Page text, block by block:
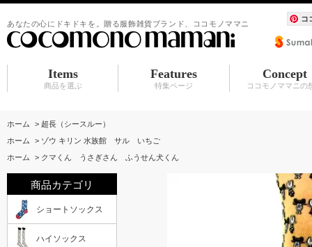
あなたの心にドキドキを。贈る服飾雑貨ブランド、ココモノママニ コ
Items
商品を選ぶ
Features
特集ページ
Concept
ココモノママニの
ホーム > 超長（シースルー）
ホーム
> ゾウ キリン 水族館 サル いちご
ホーム
> クマくん うさぎさん ふうせん犬くん
商品カテゴリ
ショートソックス
ハイソックス